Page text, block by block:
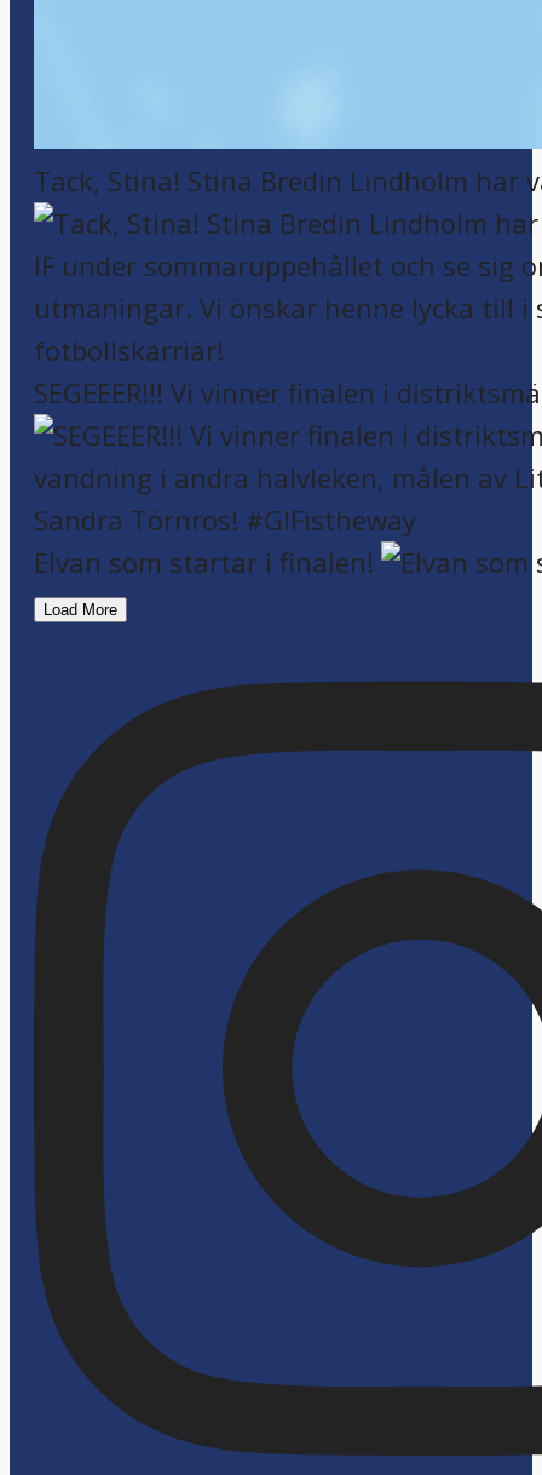
Tack, Stina! Stina Bredin Lindholm har
SEGEEER!!! Vi vinner finalen i
Elvan som startar i finalen!
Load More